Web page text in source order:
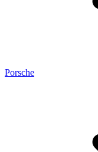
Porsche